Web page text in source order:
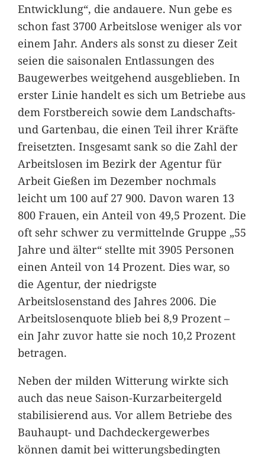
Entwicklung“, die andauere. Nun gebe es
schon fast 3700 Arbeitslose weniger als vor
einem Jahr. Anders als sonst zu dieser Zeit
seien die saisonalen Entlassungen des
Baugewerbes weitgehend ausgeblieben. In
erster Linie handelt es sich um Betriebe aus
dem Forstbereich sowie dem Landschafts-
und Gartenbau, die einen Teil ihrer Kräfte
freisetzten. Insgesamt sank so die Zahl der
Arbeitslosen im Bezirk der Agentur für
Arbeit Gießen im Dezember nochmals
leicht um 100 auf 27 900. Davon waren 13
800 Frauen, ein Anteil von 49,5 Prozent. Die
oft sehr schwer zu vermittelnde Gruppe „55
Jahre und älter“ stellte mit 3905 Personen
einen Anteil von 14 Prozent. Dies war, so
die Agentur, der niedrigste
Arbeitslosenstand des Jahres 2006. Die
Arbeitslosenquote blieb bei 8,9 Prozent –
ein Jahr zuvor hatte sie noch 10,2 Prozent
betragen.
Neben der milden Witterung wirkte sich
auch das neue Saison-Kurzarbeitergeld
stabilisierend aus. Vor allem Betriebe des
Bauhaupt- und Dachdeckergewerbes
können damit bei witterungsbedingten